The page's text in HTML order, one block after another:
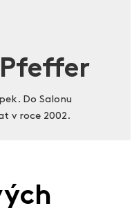
Do Salonu
v roce 2002.